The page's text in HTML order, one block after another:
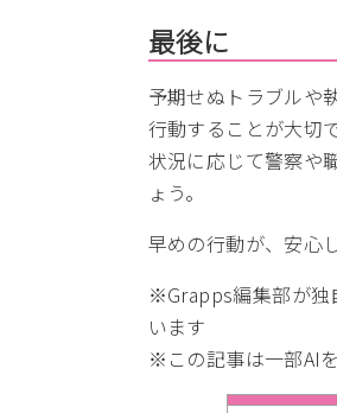
最後に
予期せぬトラブルや
行動することが大切で
状況に応じて警察や
ょう。
早めの行動が、安心
※Grapps編集部が独
います
※この記事は一部AI